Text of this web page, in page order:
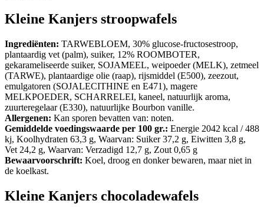
Kleine Kanjers stroopwafels
Ingrediënten: TARWEBLOEM, 30% glucose-fructosestroop,
plantaardig vet (palm), suiker, 12% ROOMBOTER,
gekarameliseerde suiker, SOJAMEEL, weipoeder (MELK), zetmeel
(TARWE), plantaardige olie (raap), rijsmiddel (E500), zeezout,
emulgatoren (SOJALECITHINE en E471), magere
MELKPOEDER, SCHARRELEI, kaneel, natuurlijk aroma,
zuurteregelaar (E330), natuurlijke Bourbon vanille.
Allergenen: Kan sporen bevatten van: noten.
Gemiddelde voedingswaarde per 100 gr.: Energie 2042 kcal / 488
kj, Koolhydraten 63,3 g, Waarvan: Suiker 37,2 g, Eiwitten 3,8 g,
Vet 24,2 g, Waarvan: Verzadigd 12,7 g, Zout 0,65 g
Bewaarvoorschrift: Koel, droog en donker bewaren, maar niet in
de koelkast.
Kleine Kanjers chocoladewafels